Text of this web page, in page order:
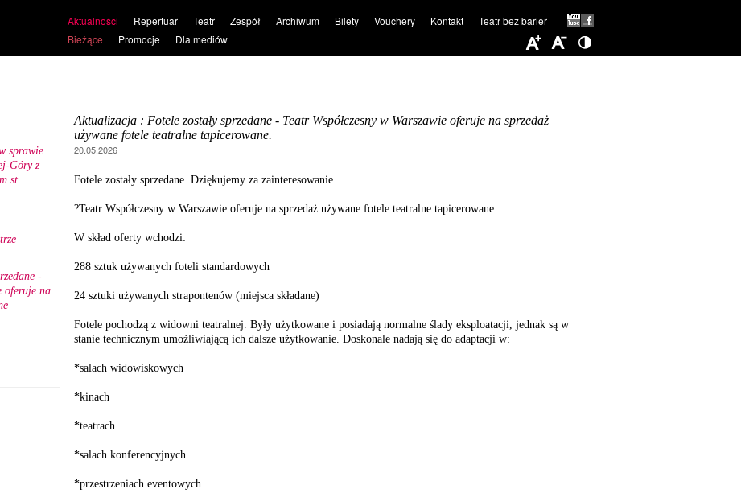
Aktualności
Bieżące
Promocje Dla mediów
Repertuar Teatr Zespół Archiwum Bilety Vouchery Kontakt Teatr bez barier
sprawie
Góry z
-
oferuje na
Aktualizacja : Fotele zostały sprzedane - Teatr Współczesny w Warszawie oferuje na sprzedaż
używane fotele teatralne tapicerowane.
20.05.2026
Fotele zostały sprzedane. Dziękujemy za zainteresowanie.
?Teatr Współczesny w Warszawie oferuje na sprzedaż używane fotele teatralne tapicerowane.
W skład oferty wchodzi:
288 sztuk używanych foteli standardowych
24 sztuki używanych strapontenów (miejsca składane)
Fotele pochodzą z widowni teatralnej. Były użytkowane i posiadają normalne ślady eksploatacji, jednak są w
stanie technicznym umożliwiającą ich dalsze użytkowanie. Doskonale nadają się do adaptacji w:
*salach widowiskowych
*kinach
*teatrach
*salach konferencyjnych
*przestrzeniach eventowych